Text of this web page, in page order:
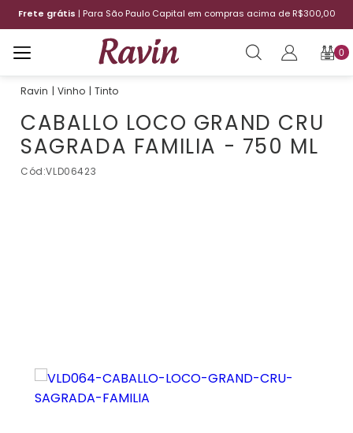
Frete grátis | Para São Paulo Capital em compras acima de R$300,00
0
Vinho Tinto
CABALLO LOCO GRAND CRU
SAGRADA FAMILIA - 750 ML
Cód:VLD06423